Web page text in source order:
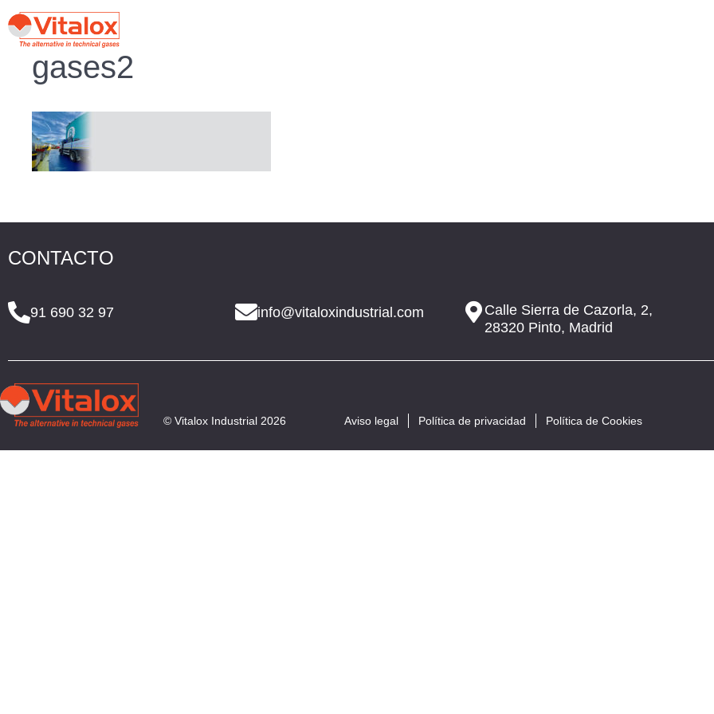
gases2
CONTACTO
91 690 32 97 info@vitaloxindustrial.com
Calle Sierra de Cazorla, 2,
28320 Pinto, Madrid
© Vitalox Industrial 2026 Aviso legal Política de privacidad Política de Cookies